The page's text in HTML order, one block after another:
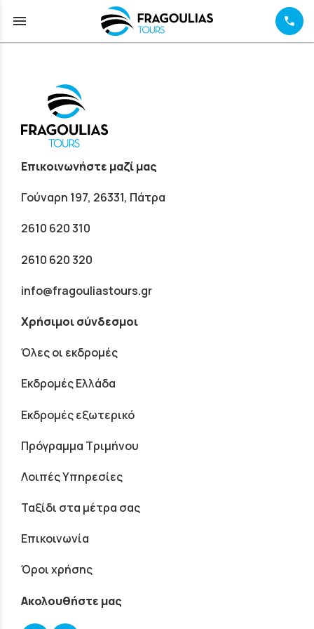
menu
Επικοινωνήστε μαζί μας
Γούναρη 197, 26331, Πάτρα
2610 620 310
2610 620 320
info@fragouliastours.gr
Χρήσιμοι σύνδεσμοι
Όλες οι εκδρομές
Εκδρομές Ελλάδα
Εκδρομές εξωτερικό
Πρόγραμμα Τριμήνου
Λοιπές Υπηρεσίες
Ταξίδι στα μέτρα σας
Επικοινωνία
Όροι χρήσης
Ακολουθήστε μας